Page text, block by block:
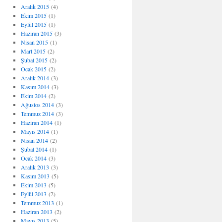
Aralık 2015(4)
Ekim 2015(1)
Eylül 2015(1)
Haziran 2015(3)
Nisan 2015(1)
Mart 2015(2)
Şubat 2015(2)
Ocak 2015(2)
Aralık 2014(3)
Kasım 2014(3)
Ekim 2014(2)
Ağustos 2014(3)
Temmuz 2014(3)
Haziran 2014(1)
Mayıs 2014(1)
Nisan 2014(2)
Şubat 2014(1)
Ocak 2014(3)
Aralık 2013 (3)
Kasım 2013 (5)
Ekim 2013 (5)
Eylül 2013 (2)
Temmuz 2013 (1)
Haziran 2013 (2)